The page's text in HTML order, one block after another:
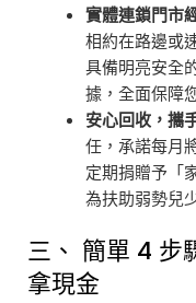
實體連鎖門市
相約在路邊或
具備明亮安全
據，全面保障
安心回收，攜
任，承諾每月
定期捐贈予「
為扶助弱勢兒
三、 簡單 4 步
拿現金